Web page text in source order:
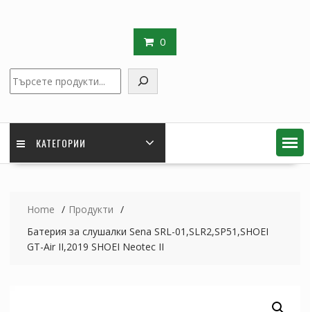
0
КАТЕГОРИИ
Home
Продукти
Батерия за слушалки Sena SRL-01,SLR2,SP51,SHOEI
GT-Air II,2019 SHOEI Neotec II